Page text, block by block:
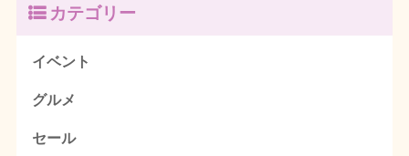
カテゴリー
イベント
グルメ
セール